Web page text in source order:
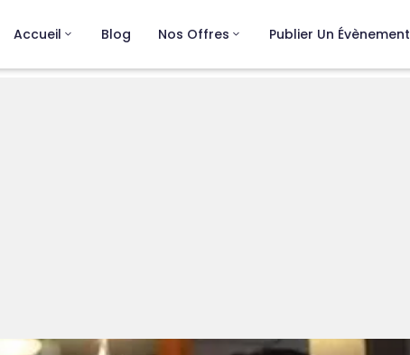
Accueil Blog Nos Offres Publier Un Évènement